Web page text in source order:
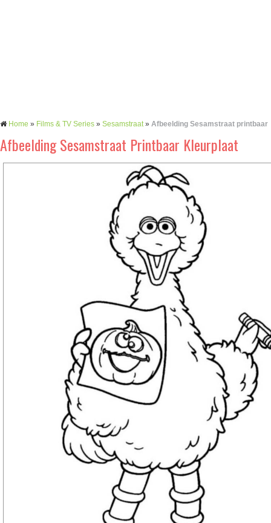
Home » Films & TV Series » Sesamstraat» Afbeelding Sesamstraat printbaar
Afbeelding Sesamstraat Printbaar Kleurplaat